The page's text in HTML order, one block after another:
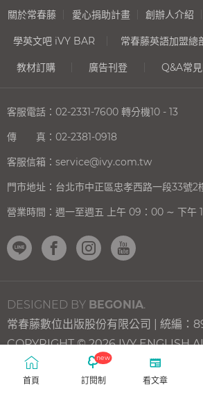
首頁
new
訂閱制 看文章
上一則
How
Moment
Shape
關於常春藤 愛心捐助計畫 創辦人介紹
學英文吧 iVY BAR 常春藤英語加盟總
教材訂購 廣告刊登 Q&A常
客服電話： 02-2331-7600 轉分機10 - 13
傳 真： 02-2381-0918
客服信箱： service@ivy.com.tw
門市地址： 台北市中正區忠孝西路一段33號2
營業時間： 週一至週五 上午 09：00 ∼ 下午
DESIGNED BY BEGONIA.
常春藤數位出版股份有限公司 | 統編：
COPYRIGHT © 2026 IVY ENGLISH
RESERVED.